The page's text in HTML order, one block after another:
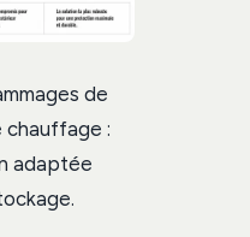
de
chauffage :
adaptée